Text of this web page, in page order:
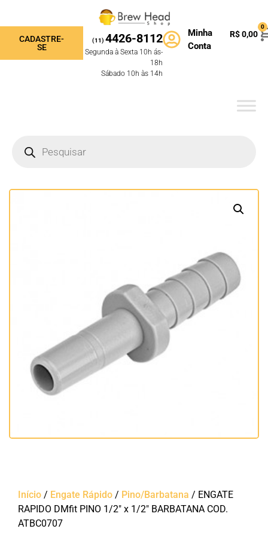
CADASTRE-
SE
(11) 4426-8112
Segunda à Sexta 10h ás-
18h
Sábado 10h às 14h
Minha
Conta
R$0,00
0
Início / Engate Rápido / Pino/Barbatana / ENGATE
RAPIDO DMfit PINO 1/2″ x 1/2″ BARBATANA COD.
ATBC0707